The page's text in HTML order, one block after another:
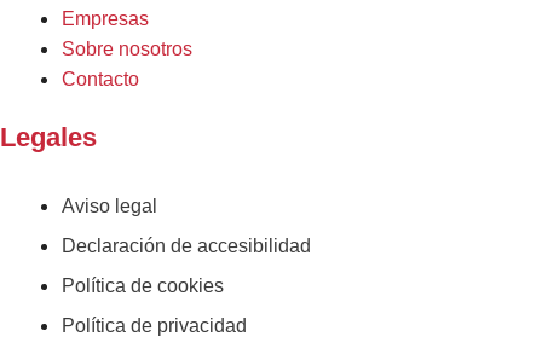
Empresas
Sobre nosotros
Contacto
Legales
Aviso legal
Declaración de accesibilidad
Política de cookies
Política de privacidad